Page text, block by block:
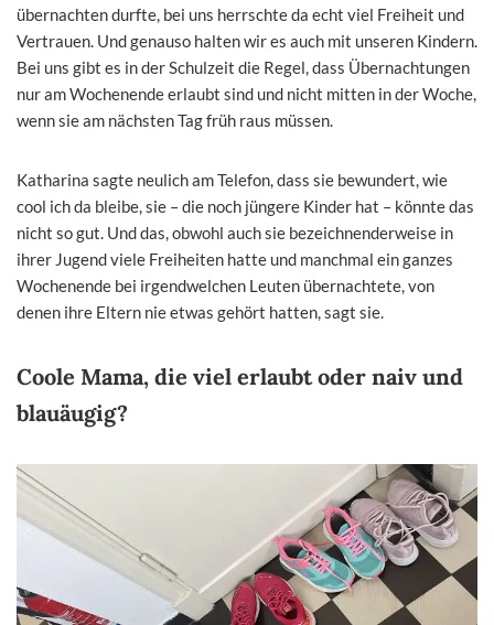
übernachten durfte, bei uns herrschte da echt viel Freiheit und
Vertrauen. Und genauso halten wir es auch mit unseren Kindern.
Bei uns gibt es in der Schulzeit die Regel, dass Übernachtungen
nur am Wochenende erlaubt sind und nicht mitten in der Woche,
wenn sie am nächsten Tag früh raus müssen.
Katharina sagte neulich am Telefon, dass sie bewundert, wie
cool ich da bleibe, sie – die noch jüngere Kinder hat – könnte das
nicht so gut. Und das, obwohl auch sie bezeichnenderweise in
ihrer Jugend viele Freiheiten hatte und manchmal ein ganzes
Wochenende bei irgendwelchen Leuten übernachtete, von
denen ihre Eltern nie etwas gehört hatten, sagt sie.
Coole Mama, die viel erlaubt oder naiv und
blauäugig?